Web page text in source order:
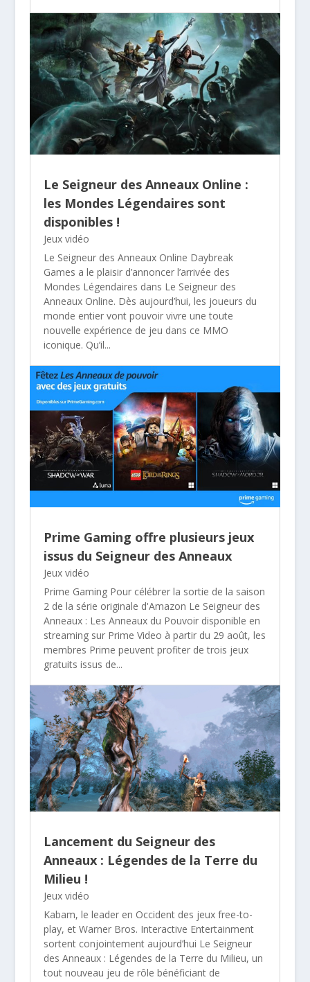
Le Seigneur des Anneaux Online :
les Mondes Légendaires sont
disponibles !
Jeux vidéo
Le Seigneur des Anneaux Online Daybreak
Games a le plaisir d’annoncer l’arrivée des
Mondes Légendaires dans Le Seigneur des
Anneaux Online. Dès aujourd’hui, les joueurs du
monde entier vont pouvoir vivre une toute
nouvelle expérience de jeu dans ce MMO
iconique. Qu’il...
Prime Gaming offre plusieurs jeux
issus du Seigneur des Anneaux
Jeux vidéo
Prime Gaming Pour célébrer la sortie de la saison
2 de la série originale d'Amazon Le Seigneur des
Anneaux : Les Anneaux du Pouvoir disponible en
streaming sur Prime Video à partir du 29 août, les
membres Prime peuvent profiter de trois jeux
gratuits issus de...
Lancement du Seigneur des
Anneaux : Légendes de la Terre du
Milieu !
Jeux vidéo
Kabam, le leader en Occident des jeux free-to-
play, et Warner Bros. Interactive Entertainment
sortent conjointement aujourd’hui Le Seigneur
des Anneaux : Légendes de la Terre du Milieu, un
tout nouveau jeu de rôle bénéficiant de